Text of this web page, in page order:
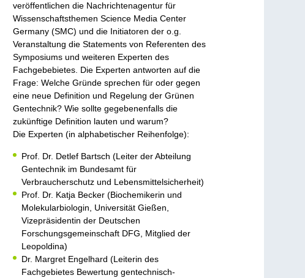
veröffentlichen die Nachrichtenagentur für
Wissenschaftsthemen Science Media Center
Germany (SMC) und die Initiatoren der o.g.
Veranstaltung die Statements von Referenten des
Symposiums und weiteren Experten des
Fachgebebietes. Die Experten antworten auf die
Frage: Welche Gründe sprechen für oder gegen
eine neue Definition und Regelung der Grünen
Gentechnik? Wie sollte gegebenenfalls die
zukünftige Definition lauten und warum?
Die Experten (in alphabetischer Reihenfolge):
Prof. Dr. Detlef Bartsch (Leiter der Abteilung
Gentechnik im Bundesamt für
Verbraucherschutz und Lebensmittelsicherheit)
Prof. Dr. Katja Becker (Biochemikerin und
Molekularbiologin, Universität Gießen,
Vizepräsidentin der Deutschen
Forschungsgemeinschaft DFG, Mitglied der
Leopoldina)
Dr. Margret Engelhard (Leiterin des
Fachgebietes Bewertung gentechnisch-